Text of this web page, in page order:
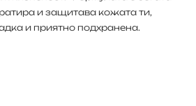
и защитава кожата ти,
и приятно подхранена.